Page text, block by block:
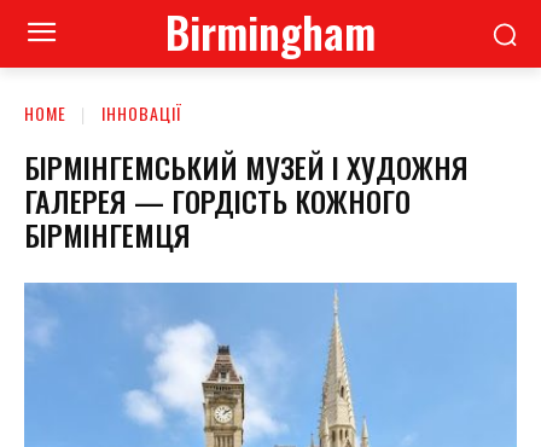
Birmingham
HOME ІННОВАЦІЇ
БІРМІНГЕМСЬКИЙ МУЗЕЙ І ХУДОЖНЯ
ГАЛЕРЕЯ — ГОРДІСТЬ КОЖНОГО
БІРМІНГЕМЦЯ